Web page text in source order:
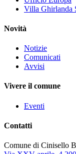
Villa Ghirlanda
Novità
Notizie
Comunicati
Avvisi
Vivere il comune
Eventi
Contatti
Comune di Cinisello